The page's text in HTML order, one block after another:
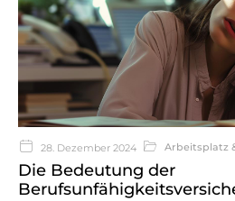
28. Dezember 2024 Arbeitsplatz
Die Bedeutung der